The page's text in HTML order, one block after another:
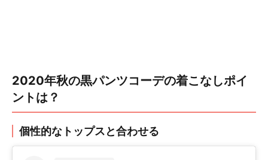
2020年秋の黒パンツコーデの着こなしポイ
ントは？
個性的なトップスと合わせる